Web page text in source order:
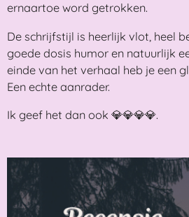
ernaartoe word getrokken.
De schrijfstijl is heerlijk vlot, heel
goede dosis humor en natuurlijk
einde van het verhaal heb je een
Een echte aanrader.
Ik geef het dan ook 💎💎💎💎.